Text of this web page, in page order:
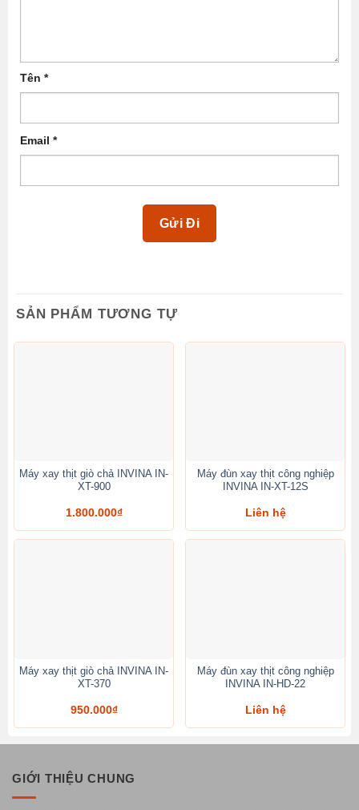
Tên *
Email *
SẢN PHẨM TƯƠNG TỰ
Máy xay thịt giò chả INVINA IN-
XT-900
1.800.000₫
Máy đùn xay thịt công nghiệp
INVINA IN-XT-12S
Liên hệ
Máy xay thịt giò chả INVINA IN-
XT-370
950.000₫
Máy đùn xay thịt công nghiệp
INVINA IN-HD-22
Liên hệ
GIỚI THIỆU CHUNG